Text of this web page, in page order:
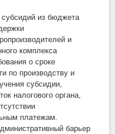
субсидий из бюджета
и
комплекса
о сроке
по производству и
субсидии,
налогового органа,
платежам.
барьер